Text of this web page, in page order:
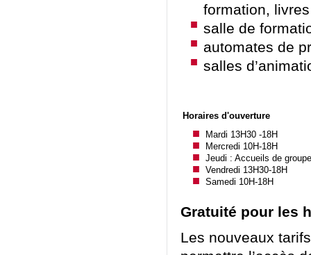
formation,
salle de
automates de
salles
Horaires d'ouverture
Mardi 13H30 -18H
Mercredi 10H-18H
Jeudi : Accueils de
Vendredi 13H30-18H
Samedi 10H-18H
Gratuité pour les
Les nouveaux